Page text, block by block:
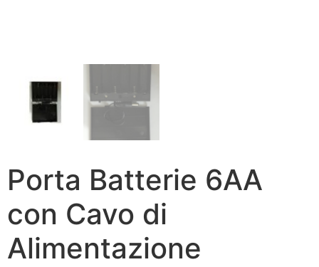
Porta Batterie 6AA
con Cavo di
Alimentazione